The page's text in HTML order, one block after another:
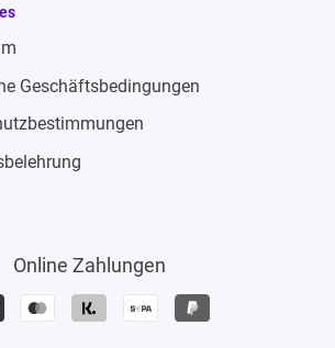
Geschäftsbedingungen
Online Zahlungen